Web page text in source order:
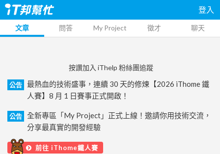
登入
文章 問答 My Project 徵才 聊天
按讚加入 iThelp 粉絲團追蹤
公告
最熱血的技術盛事，連續 30 天的修煉【2026 iThome 鐵
人賽】8 月 1 日賽事正式開啟！
公告
全新專區「My Project」正式上線！邀請你用技術交流，
分享最真實的開發經驗
前往 iThome鐵人賽